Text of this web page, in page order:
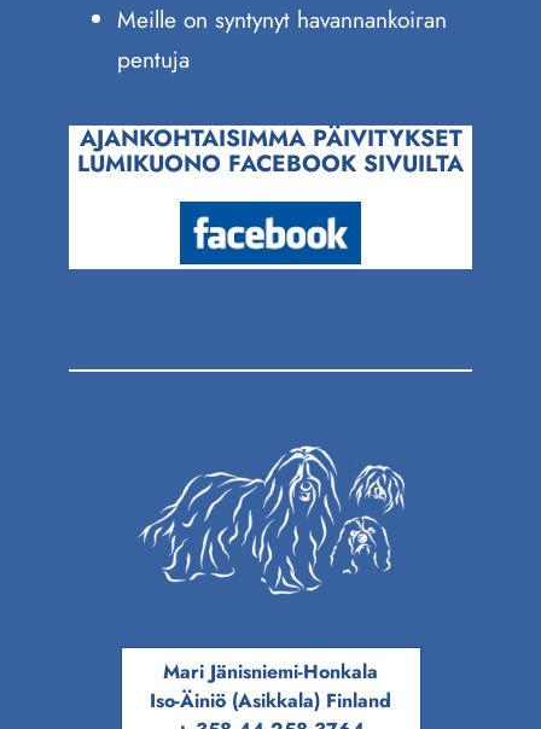
Meille on syntynyt havannankoiran
pentuja
AJANKOHTAISIMMA PÄIVITYKSET
LUMIKUONO FACEBOOK SIVUILTA
Mari Jänisniemi-Honkala
Iso-Äiniö (Asikkala) Finland